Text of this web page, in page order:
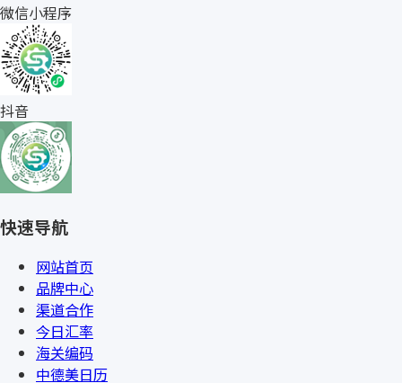
微信小程序
抖音
快速导航
网站首页
品牌中心
渠道合作
今日汇率
海关编码
中德美日历